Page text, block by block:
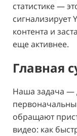
статистике —
сигнализирует
контента и
еще активнее.
Главная
Наша задача —
обращают
видео: как